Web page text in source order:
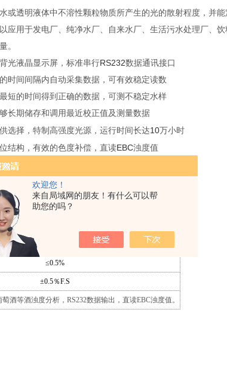
欢迎您！
来自局域网的朋友！有什么可以帮
助您的吗？
或透明液体中不溶性颗粒物质所产生的光的散射程度，并
应用于发电厂、纯净水厂、自来水厂、生活污水处理厂、
。
背光液晶显示屏，标准串行RS232数据通讯接口
时间间隔内自动采集数据，可有效稳定读数
短的时间得到正确的数据，可测不稳定水样
长期储存和调用最近校正值及测量数据
选择，特制高强度光源，运行时间长达10万小时
结构，有效的色度补偿，直读EBC浊度值
WGZ-2PJ
0.01 EBC
±6％（±2％F.S）
≤0.5%
±0.5％F.S
酒等酒浊度分析，RS232数据输出，直读EBC浊度值。